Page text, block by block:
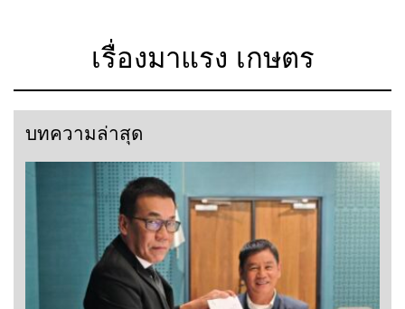
เรื่องมาแรง เกษตร
บทความล่าสุด